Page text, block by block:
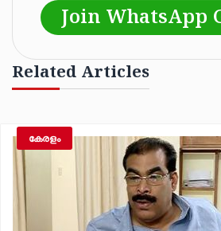
Join WhatsApp
Related Articles
കേരളം